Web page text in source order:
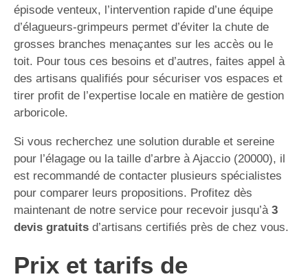
épisode venteux, l’intervention rapide d’une équipe
d’élagueurs-grimpeurs permet d’éviter la chute de
grosses branches menaçantes sur les accès ou le
toit. Pour tous ces besoins et d’autres, faites appel à
des artisans qualifiés pour sécuriser vos espaces et
tirer profit de l’expertise locale en matière de gestion
arboricole.
Si vous recherchez une solution durable et sereine
pour l’élagage ou la taille d’arbre à Ajaccio (20000), il
est recommandé de contacter plusieurs spécialistes
pour comparer leurs propositions. Profitez dès
maintenant de notre service pour recevoir jusqu’à 3
devis gratuits d’artisans certifiés près de chez vous.
Prix et tarifs de